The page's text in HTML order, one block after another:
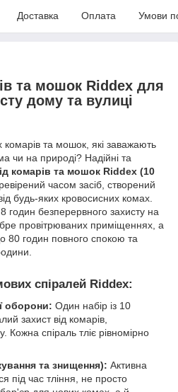
Доставка Оплата Умови
та мошок Riddex для
дому та вулиці
комарів та мошок, які заважають
чи на природі? Надійні та
комарів та мошок Riddex (10
часом засіб, створений
будь-яких кровосисних комах.
годин безперервного захисту на
провітрюваних приміщеннях, а
80 годин повного спокою та
спіралей Riddex:
оборони: Один набір із 10
захист від комарів,
Кожна спіраль тліє рівномірно
та знищення): Активна
під час тління, не просто